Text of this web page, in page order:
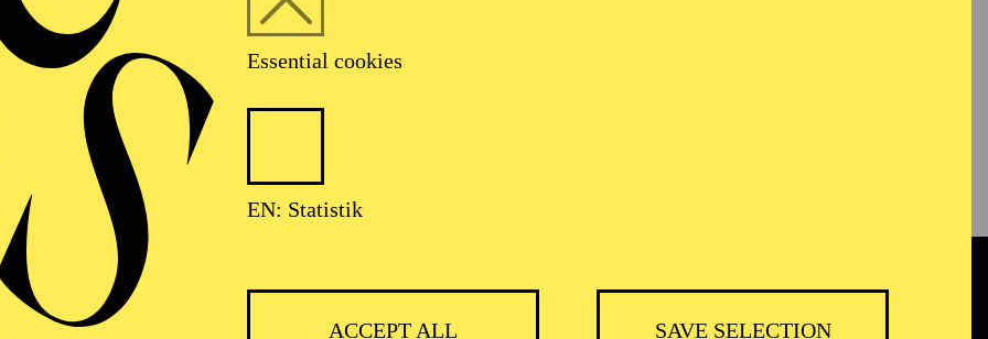
Essential cookies
EN: Statistik
ACCEPT ALL SAVE SELECTION